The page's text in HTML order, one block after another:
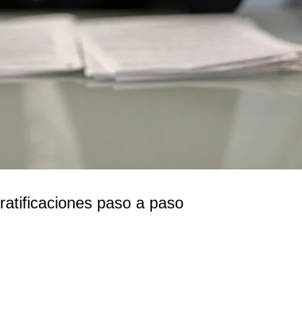
paso a paso